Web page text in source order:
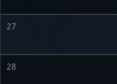
27
28